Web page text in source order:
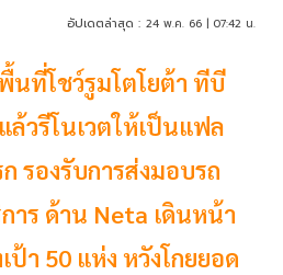
อัปเดตล่าสุด : 24 พ.ค. 66 | 07:42 น.
นที่โชว์รูมโตโยต้า ทีบี
ล้วรีโนเวตให้เป็นแฟล
รองรับการส่งมอบรถ
าร ด้าน Neta เดินหน้า
ป้า 50 แห่ง หวังโกยยอด